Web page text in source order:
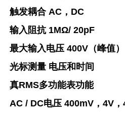
触发耦合 AC，DC
输入阻抗 1MΩ/ 20pF
最大输入电压 400V（峰值）
光标测量 电压和时间
真RMS多功能表功能
AC / DC电压 400mV，4V